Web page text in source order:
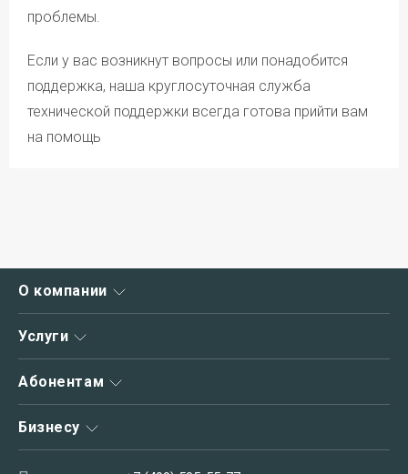
проблемы.
Если у вас возникнут вопросы или понадобится
поддержка, наша круглосуточная служба
технической поддержки всегда готова прийти вам
на помощь
О компании
О нас
Новости
Акции
Зона охвата
Вакансии
Услуги
Интернет
Интернет+ТВ
Телевидение
Телефония
Абонентам
Личный кабинет
Способы оплаты
Бизнесу
Услуги связи для бизнеса